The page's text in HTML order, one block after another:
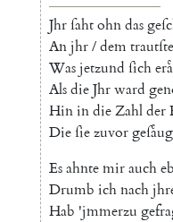
Jhrſahtohndas
Anjhr/dem
Wasjetzund ſich
AlsdieJhrward
HinindieZahlder
Dieſiezuvor
Esahntemirauch
Drumb ichnach
Hab 'jmmerzu